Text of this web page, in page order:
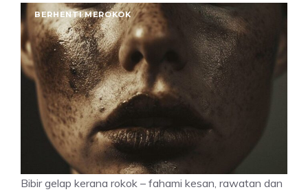
BERHENTI MEROKOK
Bibir gelap kerana rokok – fahami kesan, rawatan dan